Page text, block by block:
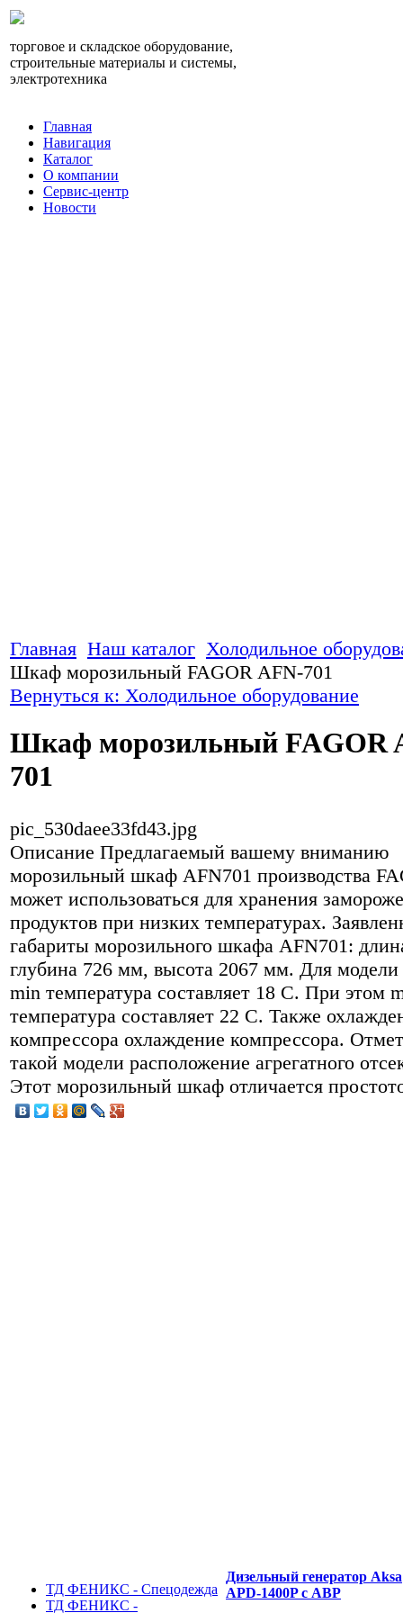
торговое и складское оборудование,
строительные материалы и системы,
электротехника
Главная
Навигация
Каталог
О компании
Сервис-центр
Новости
Главная Наш каталог Холодильное
Шкаф морозильный FAGOR AFN-701
Вернуться к: Холодильное оборудование
Шкаф морозильный FAGOR
701
pic_530daee33fd43.jpg
Описание Предлагаемый вашему вниманию
морозильный шкаф AFN701 производства
может использоваться для хранения
продуктов при низких температурах.
габариты морозильного шкафа AFN701:
глубина 726 мм, высота 2067 мм. Для
min температура составляет 18 С. При этом
температура составляет 22 С. Также
компрессора охлаждение компрессора.
такой модели расположение агрегатного
Этот морозильный шкаф отличается
ТД ФЕНИКС - Спецодежда
ТД ФЕНИКС -
Дизельный генератор Aksa
APD-1400P с АВР